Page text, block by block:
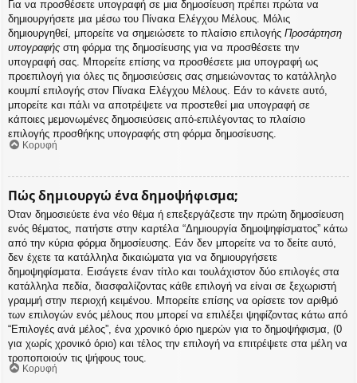
Για να προσθέσετε υπογραφή σε μια δημοσίευση πρέπει πρώτα να
δημιουργήσετε μια μέσω του Πίνακα Ελέγχου Μέλους. Μόλις
δημιουργηθεί, μπορείτε να σημειώσετε το πλαίσιο επιλογής Προσάρτηση
υπογραφής στη φόρμα της δημοσίευσης για να προσθέσετε την
υπογραφή σας. Μπορείτε επίσης να προσθέσετε μια υπογραφή ως
προεπιλογή για όλες τις δημοσιεύσεις σας σημειώνοντας το κατάλληλο
κουμπί επιλογής στον Πίνακα Ελέγχου Μέλους. Εάν το κάνετε αυτό,
μπορείτε και πάλι να αποτρέψετε να προστεθεί μια υπογραφή σε
κάποιες μεμονωμένες δημοσιεύσεις από-επιλέγοντας το πλαίσιο
επιλογής προσθήκης υπογραφής στη φόρμα δημοσίευσης.
Κορυφή
Πώς δημιουργώ ένα δημοψήφισμα;
Όταν δημοσιεύετε ένα νέο θέμα ή επεξεργάζεστε την πρώτη δημοσίευση
ενός θέματος, πατήστε στην καρτέλα “Δημιουργία δημοψηφίσματος” κάτω
από την κύρια φόρμα δημοσίευσης. Εάν δεν μπορείτε να το δείτε αυτό,
δεν έχετε τα κατάλληλα δικαιώματα για να δημιουργήσετε
δημοψηφίσματα. Εισάγετε έναν τίτλο και τουλάχιστον δύο επιλογές στα
κατάλληλα πεδία, διασφαλίζοντας κάθε επιλογή να είναι σε ξεχωριστή
γραμμή στην περιοχή κειμένου. Μπορείτε επίσης να ορίσετε τον αριθμό
των επιλογών ενός μέλους που μπορεί να επιλέξει ψηφίζοντας κάτω από
“Επιλογές ανά μέλος”, ένα χρονικό όριο ημερών για το δημοψήφισμα, (0
για χωρίς χρονικό όριο) και τέλος την επιλογή να επιτρέψετε στα μέλη να
τροποποιούν τις ψήφους τους.
Κορυφή